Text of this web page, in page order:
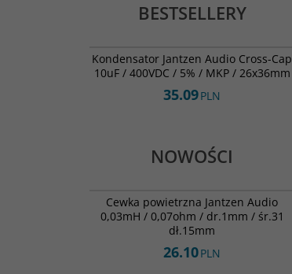
BESTSELLERY
BESTSELLER
Kondensator Jantzen Audio Cross-Cap
10uF / 400VDC / 5% / MKP / 26x36mm
35.09PLN
NOWOŚCI
NOWOŚĆ
Cewka powietrzna Jantzen Audio
0,03mH / 0,07ohm / dr.1mm / śr.31
dł.15mm
26.10PLN